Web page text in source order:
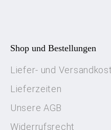
Shop und Bestellungen
Liefer- und
Lieferzeiten
Unsere AGB
Widerrufsrecht